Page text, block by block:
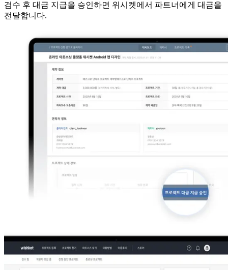
검수 후 대금 지급을 승인하면 위시켓에서 파트너에게 대금을
전달합니다.